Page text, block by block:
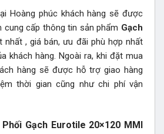
Hoàng phúc khách hàng sẽ được
cung cấp thông tin sản phẩm Gạch
nhất , giá bán, ưu đãi phù hợp nhất
khách hàng. Ngoài ra, khi đặt mua
hàng sẽ được hỗ trợ giao hàng
thời gian cũng như chi phí vận
Gạch Eurotile 20×120 MMI